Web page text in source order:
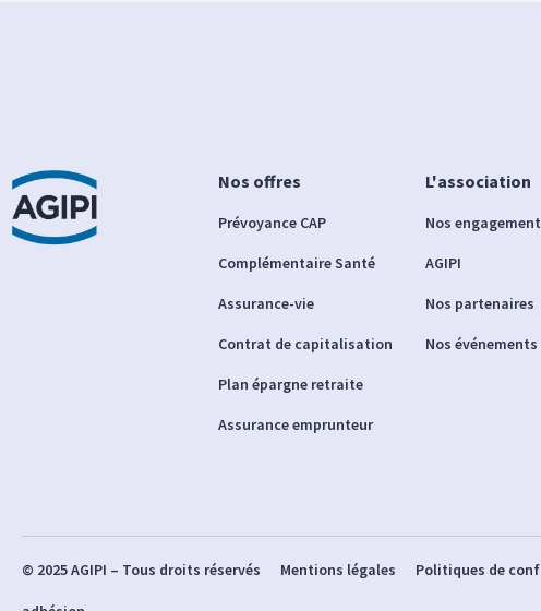
Nos offres
Prévoyance CAP
Complémentaire Santé
Assurance-vie
Contrat de capitalisation
Plan épargne retraite
Assurance emprunteur
L'association
Nos
AGIPI
Nos partenaires
Nos événements
© 2025 AGIPI – Tous droits réservés Mentions légales Politiques de